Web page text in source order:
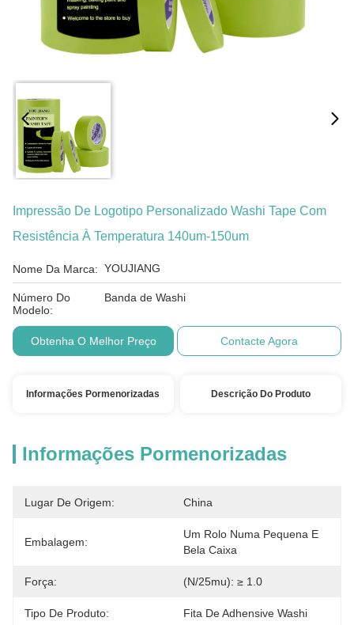
Impressão De Logotipo Personalizado Washi Tape Com
Resistência À Temperatura 140um-150um
Nome Da Marca: YOUJIANG
Número Do
Modelo:
Banda de Washi
Obtenha O Melhor Preço Contacte Agora
Informações Pormenorizadas Descrição Do Produto
Informações Pormenorizadas
Lugar De Origem: China
Embalagem:
Um Rolo Numa Pequena E
Bela Caixa
Força: (n/25mu): ≥ 1.0
Tipo De Produto: Fita De Adhensive Washi